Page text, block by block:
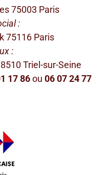
75003 Paris
:
75116 Paris
:
Triel-sur-Seine
17 86ou 06 07 24 77